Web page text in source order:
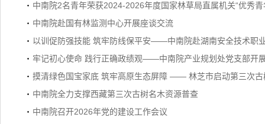
中南院2名青年荣获2024-2026年度国家林草局直属机关“优秀青
中南院赴国有林监测中心开展座谈交流
以训促防强技能 筑牢防线保平安——中南院赴湖南安全技术职
牢记初心使命 践行正确政绩观——中南院产业规划处党支部开
摸清绿色国宝家底 筑牢高原生态屏障 —— 林芝市启动第三次古
中南院全力支撑西藏第三次古树名木资源普查
中南院召开2026年党的建设工作会议